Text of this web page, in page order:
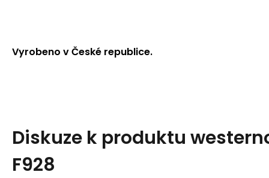
Vyrobeno v České republice.
Diskuze k produktu
F928